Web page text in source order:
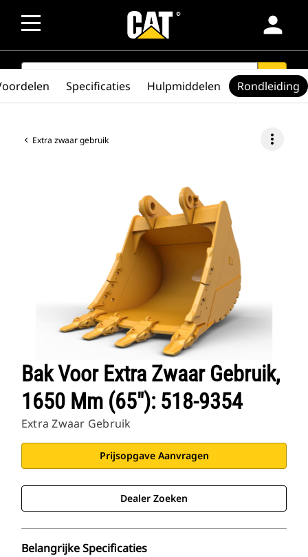
person
SEARCH search
Extra zwaar gebruik more_vert
Bak Voor Extra Zwaar Gebruik,
1650 Mm (65"): 518-9354
Extra Zwaar Gebruik
Prijsopgave Aanvragen
Dealer Zoeken
Belangrijke Specificaties
Specificaties Hulpmiddelen Rondleiding